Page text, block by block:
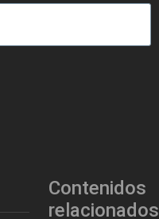
Contenidos
relacionados